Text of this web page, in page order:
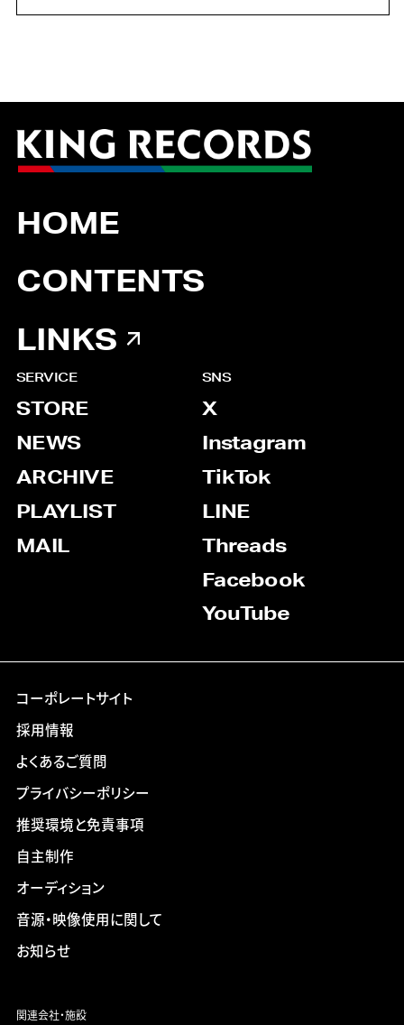
HOME
CONTENTS
LINKS
SERVICE
STORE
NEWS
ARCHIVE
PLAYLIST
MAIL
SNS
X
Instagram
TikTok
LINE
Threads
Facebook
YouTube
コーポレートサイト
採用情報
よくあるご質問
プライバシーポリシー
推奨環境と免責事項
自主制作
オーディション
音源・映像使用に関して
お知らせ
関連会社・施設